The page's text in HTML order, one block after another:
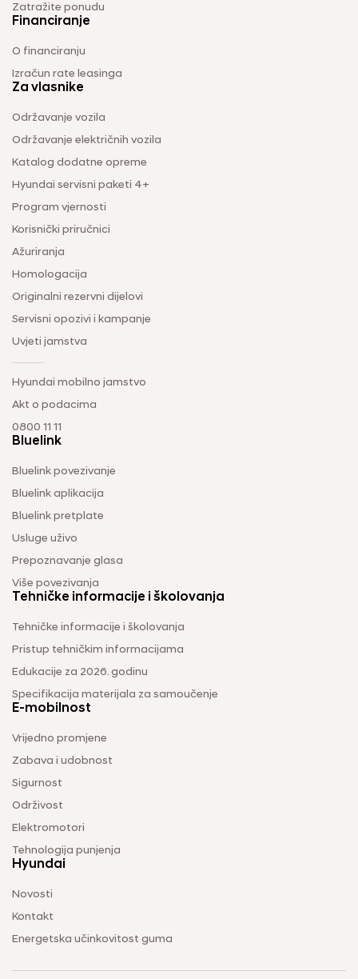
Zatražite ponudu
Financiranje
O financiranju
Izračun rate leasinga
Za vlasnike
Održavanje vozila
Održavanje električnih vozila
Katalog dodatne opreme
Hyundai servisni paketi 4+
Program vjernosti
Korisnički priručnici
Ažuriranja
Homologacija
Originalni rezervni dijelovi
Servisni opozivi i kampanje
Uvjeti jamstva
Hyundai mobilno jamstvo
Akt o podacima
0800 11 11
Bluelink
Bluelink povezivanje
Bluelink aplikacija
Bluelink pretplate
Usluge uživo
Prepoznavanje glasa
Više povezivanja
Tehničke informacije i školovanja
Tehničke informacije i školovanja
Pristup tehničkim informacijama
Edukacije za 2026. godinu
Specifikacija materijala za samoučenje
E-mobilnost
Vrijedno promjene
Zabava i udobnost
Sigurnost
Održivost
Elektromotori
Tehnologija punjenja
Hyundai
Novosti
Kontakt
Energetska učinkovitost guma